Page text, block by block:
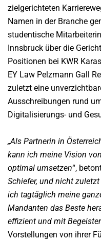
zielgerichteten
Namen in der Branche
studentische
Innsbruck über die
Positionen bei KWR
EY Law Pelzmann Gall
zuletzt eine
Ausschreibungen rund
Digitalisierungs- und
„Als Partnerin in
kann ich meine Vision
optimal umsetzen“,
Schiefer, und nicht
ich tagtäglich meine
Mandanten das Beste
effizient und mit
Vorstellungen von ihrer